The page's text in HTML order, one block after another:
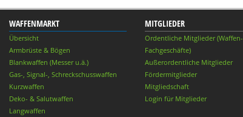
WAFFENMARKT
Übersicht
Armbrüste & Bögen
Blankwaffen (Messer u.ä.)
Gas-, Signal-, Schreckschusswaffen
Kurzwaffen
Deko- & Salutwaffen
Langwaffen
MITGLIEDER
Ordentliche Mitglieder (Waffen-
Fachgeschäfte)
Außerordentliche Mitglieder
Fördermitglieder
Mitgliedschaft
Login für Mitglieder